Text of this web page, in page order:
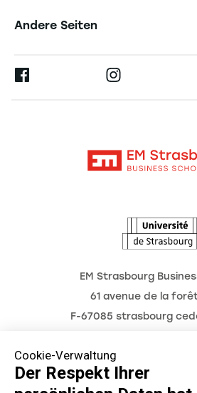
Cookie-Verwaltung
Der Respekt Ihrer
Forschung
Andere Seiten
Ernest
EM Strasbourg
61 avenue de la
F-67085 strasbourg